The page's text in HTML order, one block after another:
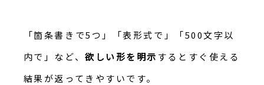
「箇条書きで5つ」「表形式で」「500文字以
内で」など、欲しい形を明示 するとすぐ使える
結果が返ってきやすいです。